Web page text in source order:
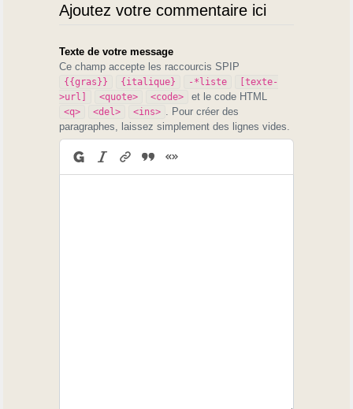
Ajoutez votre commentaire ici
Texte de votre message
Ce champ accepte les raccourcis SPIP
{{gras}} {italique} -*liste
[texte-
>url]
<quote> <code> et le code HTML
<q> <del> <ins>
. Pour créer des
paragraphes, laissez simplement des lignes vides.